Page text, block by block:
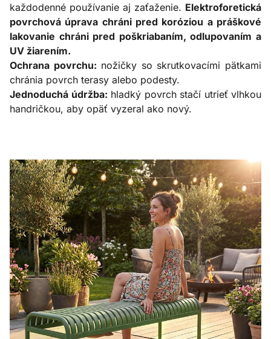
každodenné používanie aj zaťaženie. Elektroforetická
povrchová úprava chráni pred koróziou a práškové
lakovanie chráni pred poškriabaním, odlupovaním a
UV žiarením.
Ochrana povrchu: nožičky so skrutkovacími pätkami
chránia povrch terasy alebo podesty.
Jednoduchá údržba: hladký povrch stačí utrieť vlhkou
handričkou, aby opäť vyzeral ako nový.